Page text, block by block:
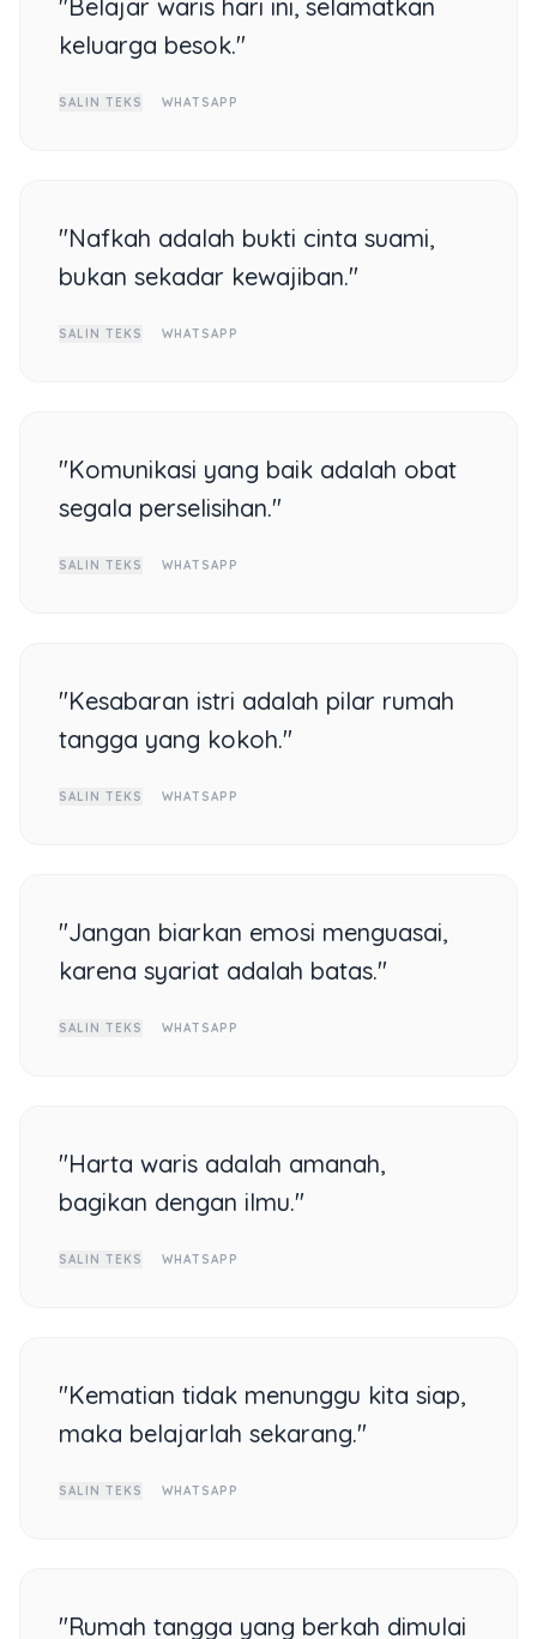
"Belajar waris hari ini, selamatkan
keluarga besok."
SALIN TEKS WHATSAPP
"Nafkah adalah bukti cinta suami,
bukan sekadar kewajiban."
SALIN TEKS WHATSAPP
"Komunikasi yang baik adalah obat
segala perselisihan."
SALIN TEKS WHATSAPP
"Kesabaran istri adalah pilar rumah
tangga yang kokoh."
SALIN TEKS WHATSAPP
"Jangan biarkan emosi menguasai,
karena syariat adalah batas."
SALIN TEKS WHATSAPP
"Harta waris adalah amanah,
bagikan dengan ilmu."
SALIN TEKS WHATSAPP
"Kematian tidak menunggu kita siap,
maka belajarlah sekarang."
SALIN TEKS WHATSAPP
"Rumah tangga yang berkah dimulai